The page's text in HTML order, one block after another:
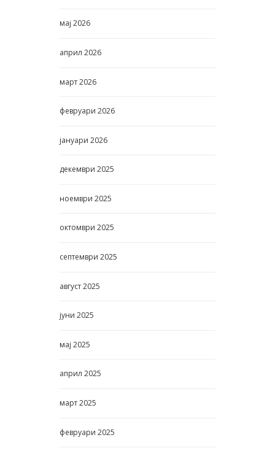
мај 2026
април 2026
март2026
февруари 2026
јануари 2026
декември 2025
ноември 2025
октомври 2025
септември 2025
август2025
јуни 2025
мај 2025
април 2025
март2025
февруари 2025